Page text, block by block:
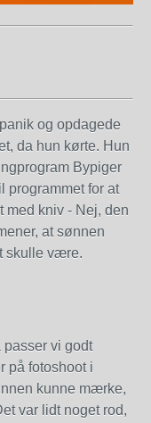
og opdagede
da hun kørte. Hun
Bypiger
programmet for at
kniv - Nej, den
at sønnen
skulle være.
passer vi godt
på fotoshoot i
kunne mærke,
var lidt noget rod,